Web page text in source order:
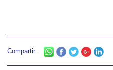
Compartir: